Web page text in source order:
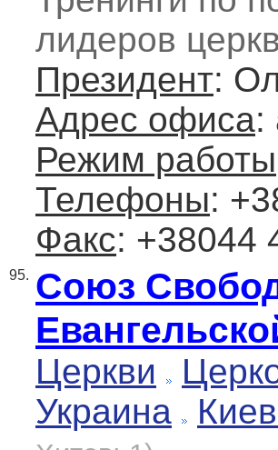
лидеров
Президент:
Адрес офиса:
Режим работы
Телефоны:
Факс: +38044
95. Союз
Церкви
Украина